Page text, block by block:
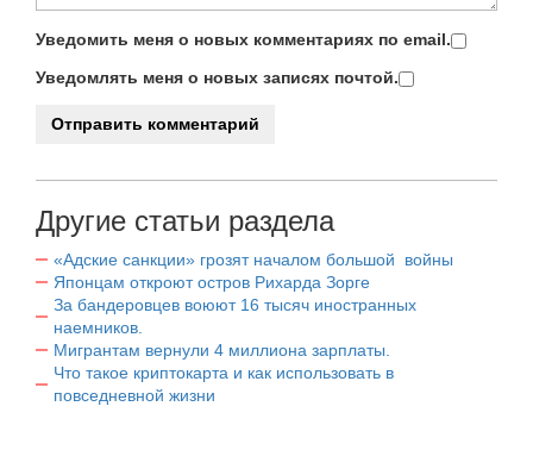
Уведомить меня о новых комментариях по email.
Уведомлять меня о новых записях почтой.
Другие статьи раздела
«Адские санкции» грозят началом большой войны
Японцам откроют остров Рихарда Зорге
За бандеровцев воюют 16 тысяч иностранных
наемников.
Мигрантам вернули 4 миллиона зарплаты.
Что такое криптокарта и как использовать в
повседневной жизни